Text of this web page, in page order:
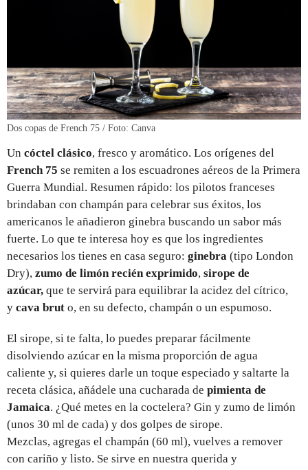
Dos copas de French 75 / Foto: Canva
Un cóctel clásico, fresco y aromático. Los orígenes del
French 75 se remiten a los escuadrones aéreos de la Primera
Guerra Mundial. Resumen rápido: los pilotos franceses
brindaban con champán para celebrar sus éxitos, los
americanos le añadieron ginebra buscando un sabor más
fuerte. Lo que te interesa hoy es que los ingredientes
necesarios los tienes en casa seguro: ginebra (tipo London
Dry), zumo de limón recién exprimido, sirope de
azúcar, que te servirá para equilibrar la acidez del cítrico,
y cava brut o, en su defecto, champán o un espumoso.
El sirope, si te falta, lo puedes preparar fácilmente
disolviendo azúcar en la misma proporción de agua
caliente y, si quieres darle un toque especiado y saltarte la
receta clásica, añádele una cucharada de pimienta de
Jamaica. ¿Qué metes en la coctelera? Gin y zumo de limón
(unos 30 ml de cada) y dos golpes de sirope.
Mezclas, agregas el champán (60 ml), vuelves a remover
con cariño y listo. Se sirve en nuestra querida y